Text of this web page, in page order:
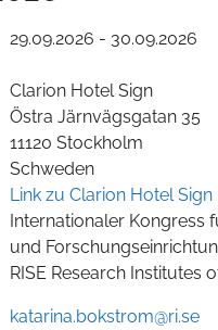
29.09.2026 - 30.09.2026
Clarion Hotel Sign
Östra Järnvägsgatan 35
11120 Stockholm
Schweden
Link zu Clarion Hotel Sign
Internationaler Kongress
und
RISE Research Institutes
katarina.bokstrom@ri.se